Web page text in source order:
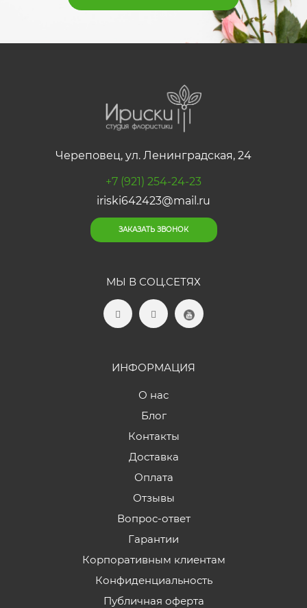
Череповец, ул. Ленинградская, 24
+7 (921) 254-24-23
iriski642423@mail.ru
ЗАКАЗАТЬ ЗВОНОК
МЫ В СОЦ.СЕТЯХ
ИНФОРМАЦИЯ
О нас
Блог
Контакты
Доставка
Оплата
Отзывы
Вопрос-ответ
Гарантии
Корпоративным клиентам
Конфиденциальность
Публичная оферта